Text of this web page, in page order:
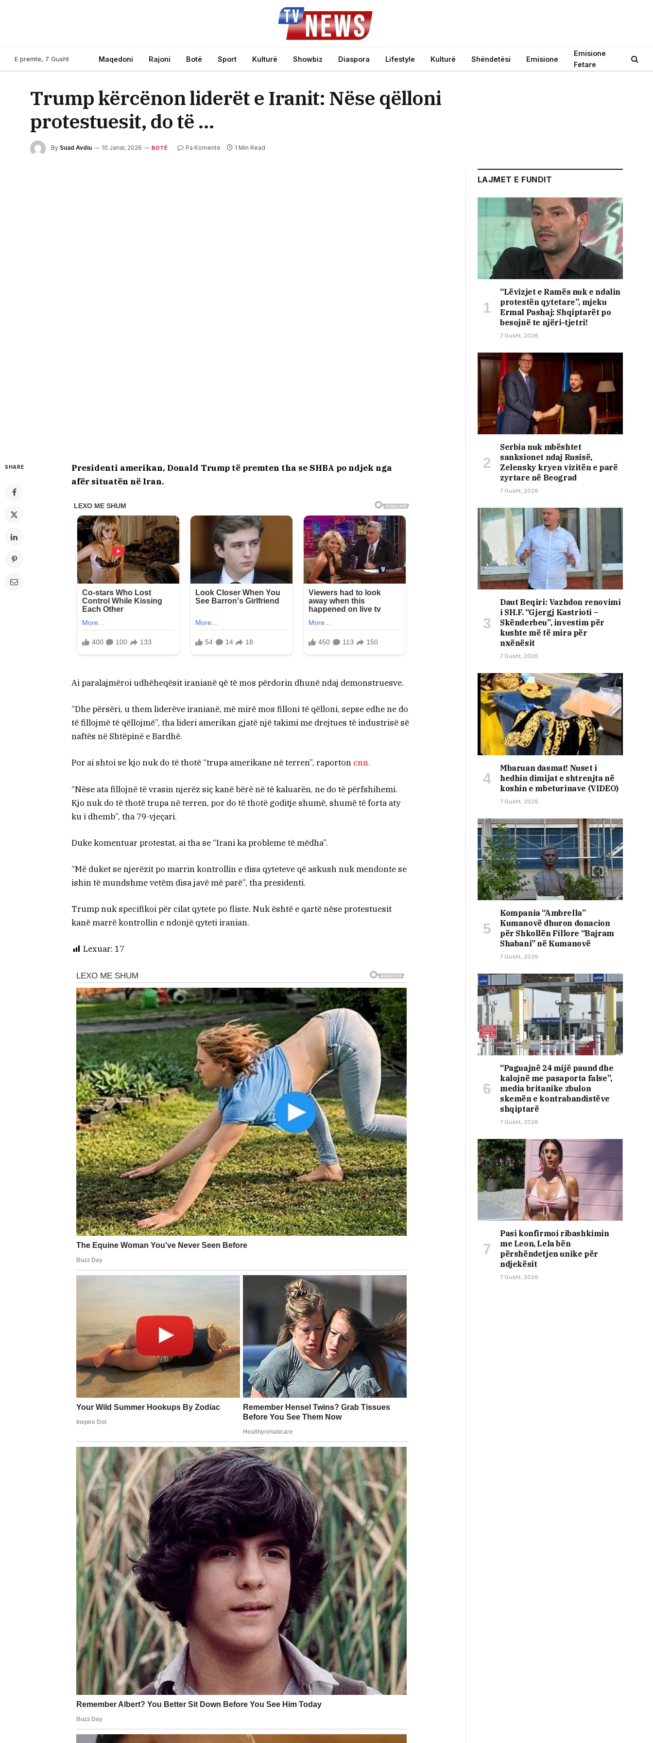
E premte, 7 Gusht Maqedoni Rajoni Botë Sport Kulturë Showbiz Diaspora Lifestyle Kulturë Shëndetësi Emisione
Emisione
Fetare
Trump kërcënon liderët e Iranit: Nëse qëlloni
protestuesit, do të …
By Suad Avdiu 10 Janar, 2026 BOTË Pa Komente 1 Min Read
SHARE
Presidenti amerikan, Donald Trump të premten tha se SHBA po ndjek nga
afër situatën në Iran.
Ai paralajmëroi udhëheqësit iranianë që të mos përdorin dhunë ndaj demonstruesve.
“Dhe përsëri, u them liderëve iranianë, më mirë mos filloni të qëlloni, sepse edhe ne do
të fillojmë të qëllojmë”, tha lideri amerikan gjatë një takimi me drejtues të industrisë së
naftës në Shtëpinë e Bardhë.
Por ai shtoi se kjo nuk do të thotë “trupa amerikane në terren”, raporton cnn.
“Nëse ata fillojnë të vrasin njerëz siç kanë bërë në të kaluarën, ne do të përfshihemi.
Kjo nuk do të thotë trupa në terren, por do të thotë goditje shumë, shumë të forta aty
ku i dhemb”, tha 79-vjeçari.
Duke komentuar protestat, ai tha se “Irani ka probleme të mëdha”.
“Më duket se njerëzit po marrin kontrollin e disa qyteteve që askush nuk mendonte se
ishin të mundshme vetëm disa javë më parë”, tha presidenti.
Trump nuk specifikoi për cilat qytete po fliste. Nuk është e qartë nëse protestuesit
kanë marrë kontrollin e ndonjë qyteti iranian.
Lexuar: 17
LAJMET E FUNDIT
“Lëvizjet e Ramës nuk e ndalin
protestën qytetare”, mjeku
Ermal Pashaj: Shqiptarët po
besojnë te njëri-tjetri!
7 Gusht, 2026
Serbia nuk mbështet
sanksionet ndaj Rusisë,
Zelensky kryen vizitën e parë
zyrtare në Beograd
7 Gusht, 2026
Daut Beqiri: Vazhdon renovimi
i SH.F. “Gjergj Kastrioti –
Skënderbeu”, investim për
kushte më të mira për
nxënësit
7 Gusht, 2026
Mbaruan dasmat! Nuset i
hedhin dimijat e shtrenjta në
koshin e mbeturinave (VIDEO)
7 Gusht, 2026
Kompania “Ambrella”
Kumanovë dhuron donacion
për Shkollën Fillore “Bajram
Shabani” në Kumanovë
7 Gusht, 2026
“Paguajnë 24 mijë paund dhe
kalojnë me pasaporta false”,
media britanike zbulon
skemën e kontrabandistëve
shqiptarë
7 Gusht, 2026
Pasi konfirmoi ribashkimin
me Leon, Lela bën
përshëndetjen unike për
ndjekësit
7 Gusht, 2026